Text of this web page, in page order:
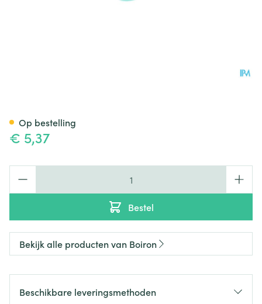
€ 5,37
Bestel
Op bestelling
Bekijk alle producten van Boiron
Beschikbare leveringsmethoden